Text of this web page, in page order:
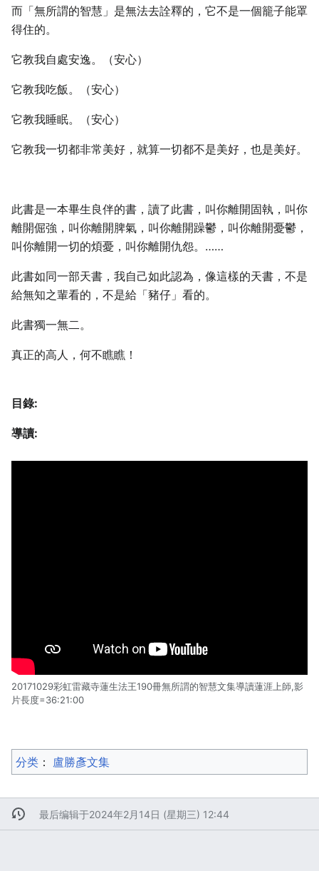
而「無所謂的智慧」是無法去詮釋的，它不是一個籠子能罩
得住的。
它教我自處安逸。（安心）
它教我吃飯。（安心）
它教我睡眠。（安心）
它教我一切都非常美好，就算一切都不是美好，也是美好。
此書是一本畢生良伴的書，讀了此書，叫你離開固執，叫你
離開倔強，叫你離開脾氣，叫你離開躁鬱，叫你離開憂鬱，
叫你離開一切的煩憂，叫你離開仇怨。……
此書如同一部天書，我自己如此認為，像這樣的天書，不是
給無知之輩看的，不是給「豬仔」看的。
此書獨一無二。
真正的高人，何不瞧瞧！
目錄:
導讀:
20171029彩虹雷藏寺蓮生法王190冊無所謂的智慧文集導讀蓮涯上師,影
片長度=36:21:00
分类 ：​ 盧勝彥文集
最后编辑于2024年2月14日 (星期三) 12:44